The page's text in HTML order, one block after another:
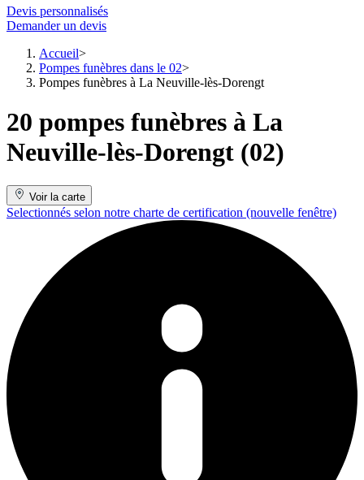
Devis personnalisés
Demander un devis
Accueil
Pompes funèbres dans le 02
Pompes funèbres à La Neuville-lès-Dorengt
20 pompes funèbres à La
Neuville-lès-Dorengt (02)
Voir la carte
Selectionnés selon notre charte de certification (nouvelle fenêtre)